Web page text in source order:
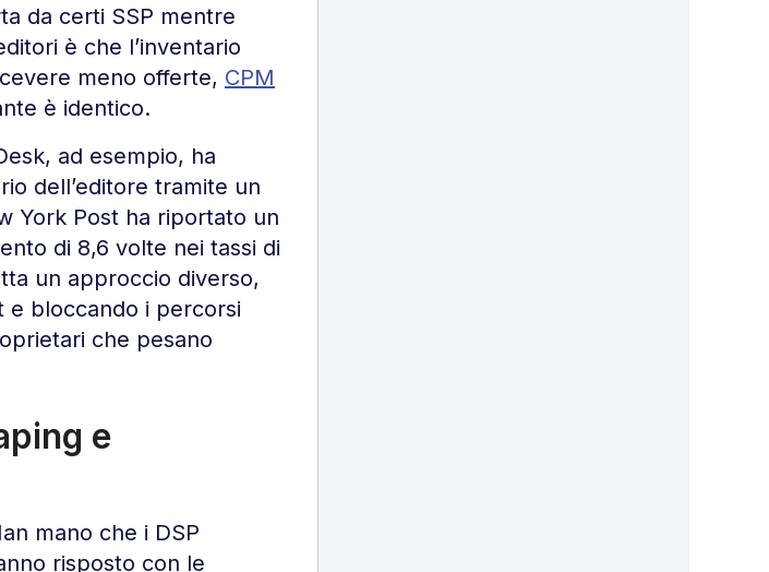
da certi SSP mentre
è che l’inventario
meno offerte, CPM
è identico.
ad esempio, ha
dell’editore tramite un
York Post ha riportato un
di 8,6 volte nei tassi di
un approccio diverso,
e bloccando i percorsi
che pesano
e
mano che i DSP
risposto con le